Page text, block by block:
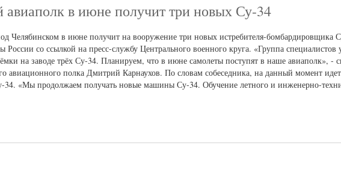
авиаполк в июне получит три новых Су-34
Челябинском в июне получит на вооружение три новых истребителя-бомбардировщика
со ссылкой на пресс-службу Центрального военного круга. «Группа специалистов
на заводе трёх Су-34. Планируем, что в июне самолеты поступят в наше авиаполк», -
авиационного полка Дмитрий Карнаухов. По словам собеседника, на данный момент
34. «Мы продолжаем получать новые машины Су-34. Обучение летного и инженерно-